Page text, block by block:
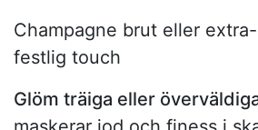
Champagne brut eller
festlig touch
Glöm träiga eller